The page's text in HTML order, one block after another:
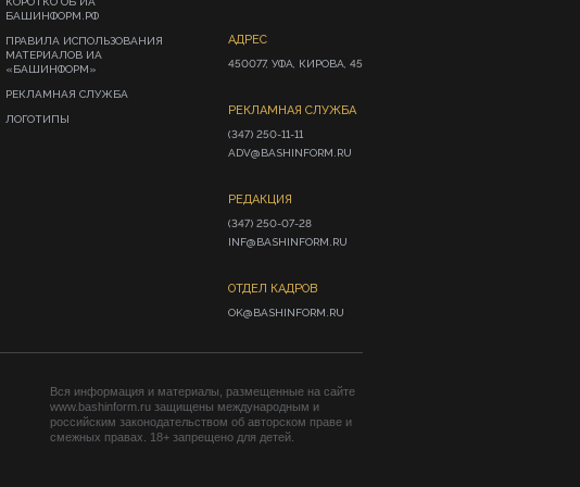
БАШИНФОРМ.РФ
ПРАВИЛА ИСПОЛЬЗОВАНИЯ
МАТЕРИАЛОВ ИА
«БАШИНФОРМ»
РЕКЛАМНАЯ СЛУЖБА
ЛОГОТИПЫ
АДРЕС
450077, УФА, КИРОВА, 45
РЕКЛАМНАЯ СЛУЖБА
(347) 250-11-11
ADV@BASHINFORM.RU
РЕДАКЦИЯ
(347) 250-07-28
INF@BASHINFORM.RU
ОТДЕЛ КАДРОВ
OK@BASHINFORM.RU
Вся информация и материалы, размещенные на сайте
www.bashinform.ru защищены международным и
российским законодательством об авторском праве и
смежных правах. 18+ запрещено для детей.